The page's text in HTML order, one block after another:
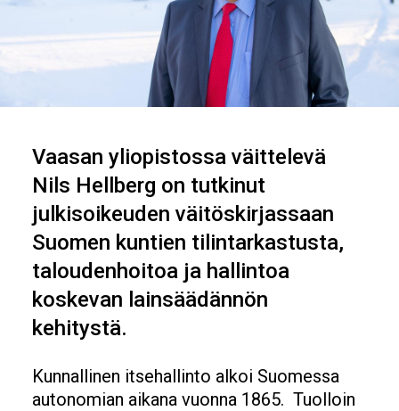
Vaasan yliopistossa väittelevä
Nils Hellberg on tutkinut
julkisoikeuden väitöskirjassaan
Suomen kuntien tilintarkastusta,
taloudenhoitoa ja hallintoa
koskevan lainsäädännön
kehitystä.
Kunnallinen itsehallinto alkoi Suomessa
autonomian aikana vuonna 1865. Tuolloin